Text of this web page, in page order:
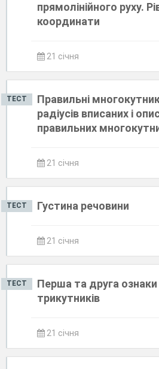
прямолінійного руху.
координати
21 січня
ТЕСТ
Правильні
радіусів вписаних і
правильних
21 січня
ТЕСТ Густина речовини
21 січня
ТЕСТ
Перша та друга ознаки
трикутників
21 січня